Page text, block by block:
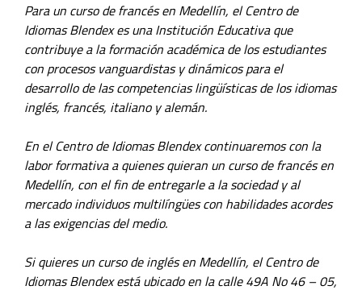
Para un curso de francés en Medellín, el Centro de
Idiomas Blendex es una Institución Educativa que
contribuye a la formación académica de los estudiantes
con procesos vanguardistas y dinámicos para el
desarrollo de las competencias lingüísticas de los idiomas
inglés, francés, italiano y alemán.
En el Centro de Idiomas Blendex continuaremos con la
labor formativa a quienes quieran un curso de francés en
Medellín, con el fin de entregarle a la sociedad y al
mercado individuos multilíngües con habilidades acordes
a las exigencias del medio.
Si quieres un curso de inglés en Medellín, el Centro de
Idiomas Blendex está ubicado en la calle 49A No 46 – 05,